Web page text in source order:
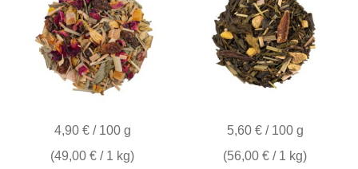
4,90 € / 100 g
(49,00 € / 1 kg)
5,60 € / 100 g
(56,00 € / 1 kg)